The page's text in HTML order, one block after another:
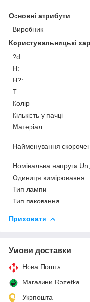
Основні атрибути
Виробник
Користувальницькі
?d:
H:
H?:
T:
Колір
Кількість у пачці
Матеріал
Найменування
Номінальна напруга
Одиниця вимірювання
Тип лампи
Тип паковання
Приховати
Умови доставки
Нова Пошта
Магазини Rozetka
Укрпошта